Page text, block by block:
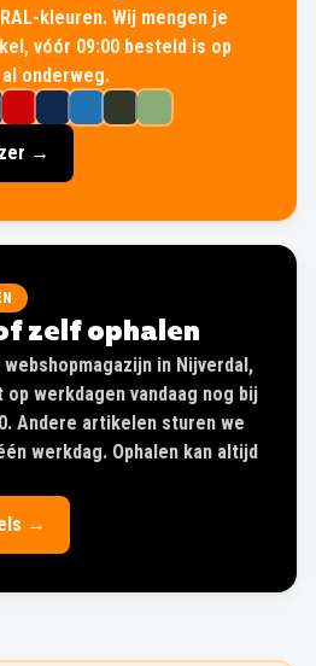
kleuren. Wij mengen je
vóór 09:00 besteld is op
onderweg.
→
zelf ophalen
in Nijverdal,
op werkdagen vandaag nog bij
Andere artikelen sturen we
werkdag. Ophalen kan altijd
→